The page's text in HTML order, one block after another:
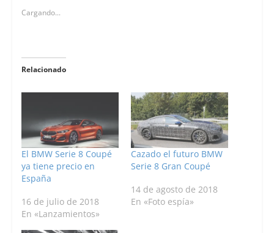
Cargando...
Relacionado
El BMW Serie 8 Coupé
ya tiene precio en
España
16 de julio de 2018
En «Lanzamientos»
Cazado el futuro BMW
Serie 8 Gran Coupé
14 de agosto de 2018
En «Foto espía»